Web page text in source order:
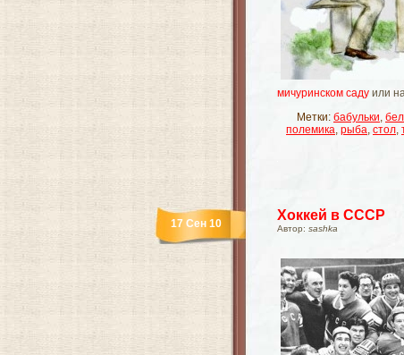
мичуринском саду или
Метки: бабульки,
полемика, рыба, стол,
Хоккей в СССР
Автор: sashka
17 Сен 10